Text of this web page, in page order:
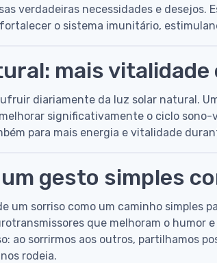
verdadeiras necessidades e desejos.
o sistema imunitário,
mais vitalidade
diariamente da luz solar natural.
significativamente o ciclo
para mais energia e vitalidade
gesto simples
um sorriso como um caminho simples
que melhoram o humor
ao sorrirmos aos outros, partilhamos
rodeia.